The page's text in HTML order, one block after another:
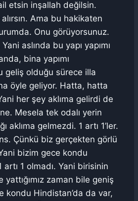
etsin inşallah değilsin.
Ama bu hakikaten
Onu görüyorsunuz.
aslında bu yapı yapımı
bina yapımı
geliş olduğu sürece illa
öyle geliyor. Hatta, hatta
her şey aklıma gelirdi de
Mesela tek odalı yerin
aklıma gelmezdi. 1 artı 1’ler.
Çünkü biz gerçekten görlü
bizim gece kondu
1 olmadı. Yani birisinin
yattığımız zaman bile geniş
kondu Hindistan’da da var,